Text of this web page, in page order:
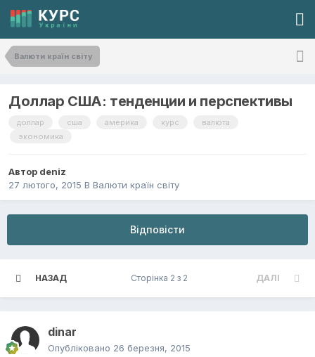
Валюти країн світу
Доллар США: тенденции и перспективы
доллар сша америка курс
валюта
экономика
Автор deniz
27 лютого, 2015 В Валюти країн світу
Відповісти
НАЗАД ДАЛІ
Сторінка 2 з 2
dinar
Опубліковано 26 березня, 2015